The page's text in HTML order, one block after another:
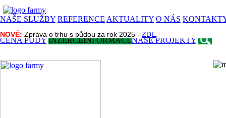
NAŠE SLUŽBY REFERENCE AKTUALITY O NÁS
NOVÉ: Zpráva o trhu s půdou za rok 2025 - ZDE
CENA PŮDY INZERCEINFORMACENAŠE PROJEKTY
NOVÉ: Zpráva o trhu s půdou za rok 2025 - ZDE